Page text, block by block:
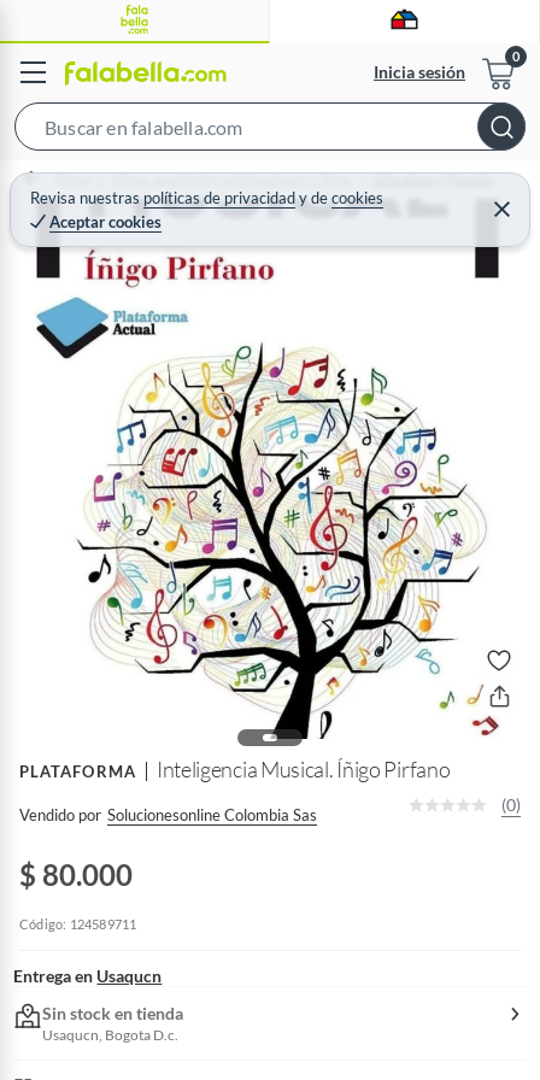
Inicia sesión
e
a
c
r
Revisa nuestras políticas de privacidadydecookies
Aceptar cookies
C
e
r
Home Libros, papelería y celebraciones - Libros Literatura y Novelas
PLATAFORMA Inteligencia Musical. Íñigo Pirfano
Vendido por Solucionesonline Colombia Sas
(0)
$ 80.000
Código: 124589711
Entrega en Usaqucn
Sin stock en tienda
Usaqucn, Bogota D.c.